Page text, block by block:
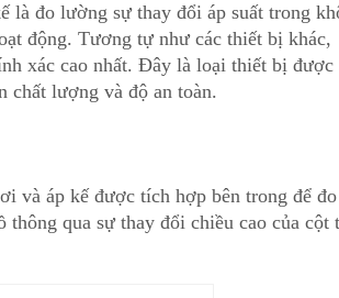
là đo lường sự thay đổi áp suất trong
động. Tương tự như các thiết bị khác,
xác cao nhất. Đây là loại thiết bị được
chất lượng và độ an toàn.
và áp kế được tích hợp bên trong để đo
qua sự thay đổi chiều cao của cột